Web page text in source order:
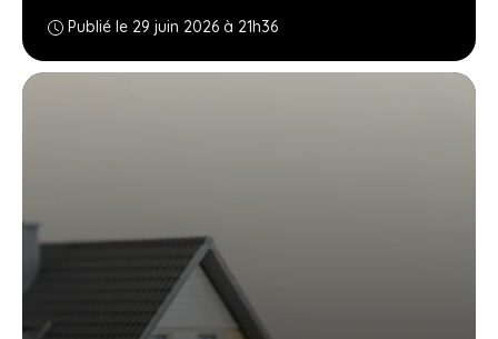
Publié le 29 juin 2026 à 21h36